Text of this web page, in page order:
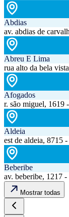
Abdias
av. abdias de
Abreu E Lima
rua alto da bela
Afogados
r. são miguel, 1619
Aldeia
est de aldeia, 8715
Beberibe
av. beberibe, 1217
Mostrar todas